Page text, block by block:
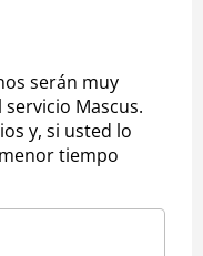
serán muy
Mascus.
y, si usted lo
tiempo